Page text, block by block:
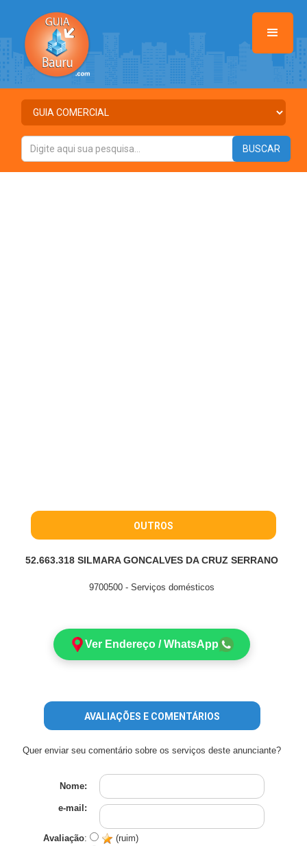
OUTROS
52.663.318 SILMARA GONCALVES DA CRUZ SERRANO
9700500 - Serviços domésticos
Ver Endereço / WhatsApp
AVALIAÇÕES E COMENTÁRIOS
Quer enviar seu comentário sobre os serviços deste anunciante?
Nome:
e-mail:
Avaliação:
(ruim)